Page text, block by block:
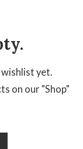
yet.
on our "Shop"